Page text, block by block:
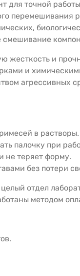
точной
перемешивания
смешивание
жесткость и
и
агрессивных
в растворы.
палочку при
не теряет форму.
без потери
отдел
методом